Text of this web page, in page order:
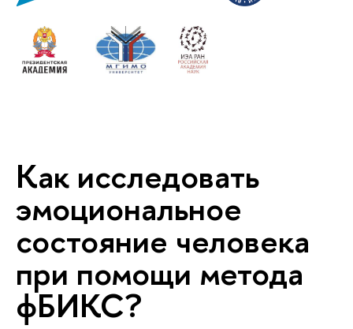
Как исследовать
эмоциональное
состояние человека
при помощи метода
фБИКС?